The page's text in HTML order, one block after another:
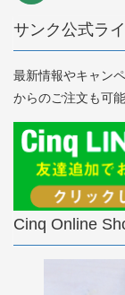
サンク公式ラ
最新情報やキャン
からのご注文も可
Cinq Online